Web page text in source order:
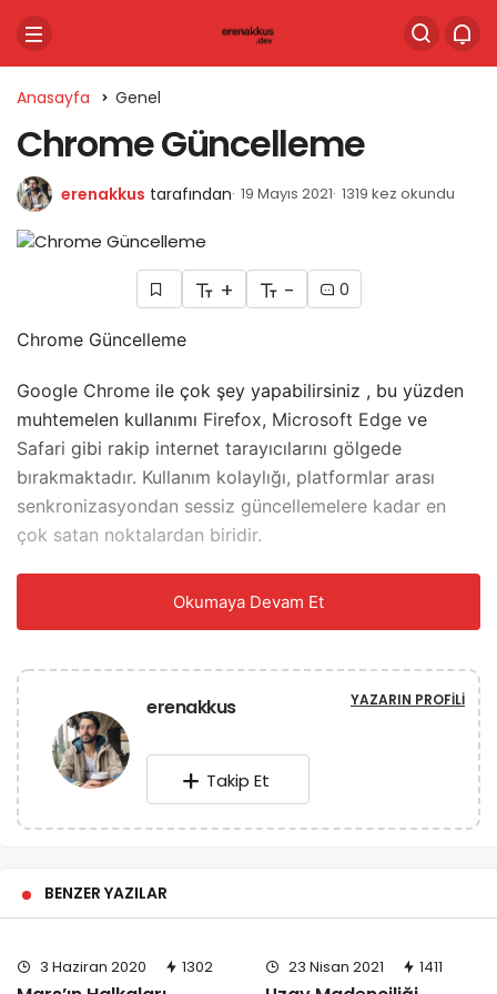
Anasayfa Genel
Chrome Güncelleme
erenakkus tarafından 19 Mayıs 2021 1319 kez okundu
+ - 0
Chrome Güncelleme
Google Chrome ile çok şey yapabilirsiniz , bu yüzden
muhtemelen kullanımı Firefox, Microsoft Edge ve
Safari gibi rakip internet tarayıcılarını gölgede
bırakmaktadır. Kullanım kolaylığı, platformlar arası
senkronizasyondan sessiz güncellemelere kadar en
çok satan noktalardan biridir.
penceresini açıp kapatmanın ötesinde pek bir şey
Kapatmadığınız zaman güncellemeler otomatik
yenilenmez.
Chrome’un Güncelleme
Programı
gelecek sürümleri için tahmini lansman tarihlerini içeren
vardır. Programın genellikle her bir veya iki ayda bir
2019’da geldi ve onu 2020 Ocak ayının sonunda
Okumaya Devam Et
erenakkus YAZARIN PROFILI
Takip Et
BENZER YAZILAR
3 Haziran 2020 1302 23 Nisan 2021 1411